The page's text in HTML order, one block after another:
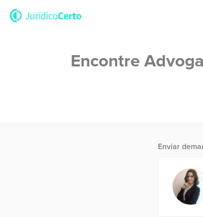
Encontre
Enviar